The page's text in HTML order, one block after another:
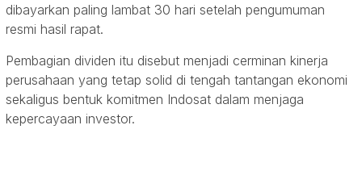
dibayarkan paling lambat 30 hari setelah pengumuman
resmi hasil rapat.
Pembagian dividen itu disebut menjadi cerminan kinerja
perusahaan yang tetap solid di tengah tantangan ekonomi
sekaligus bentuk komitmen Indosat dalam menjaga
kepercayaan investor.